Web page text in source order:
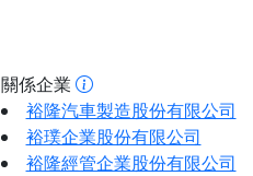
關係企業
裕隆汽車製造股份有限公司
裕璞企業股份有限公司
裕隆經管企業股份有限公司